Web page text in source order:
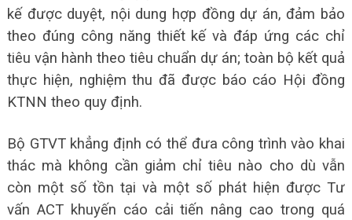
kế được duyệt, nội dung hợp đồng dự án, đảm bảo
theo đúng công năng thiết kế và đáp ứng các chỉ
tiêu vận hành theo tiêu chuẩn dự án; toàn bộ kết quả
thực hiện, nghiệm thu đã được báo cáo Hội đồng
KTNN theo quy định.
Bộ GTVT khẳng định có thể đưa công trình vào khai
thác mà không cần giảm chỉ tiêu nào cho dù vẫn
còn một số tồn tại và một số phát hiện được Tư
vấn ACT khuyến cáo cải tiến nâng cao trong quá